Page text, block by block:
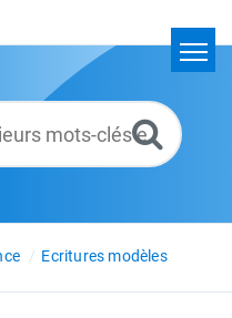
Ecritures modèles